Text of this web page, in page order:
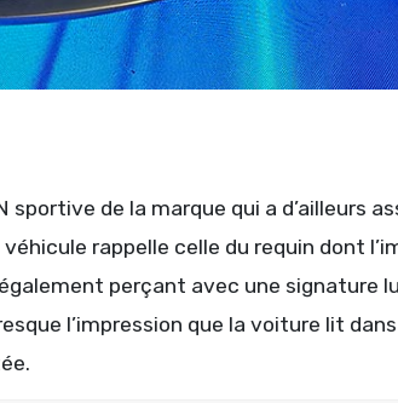
de la marque qui a d’ailleurs
rappelle celle du requin dont
perçant avec une signature
l’impression que la voiture lit